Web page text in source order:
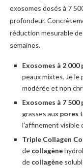
exosomes dosés à 7
profondeur.
réduction mesurable
semaines.
Exosomes à 2 000
peaux mixtes. Je
modérée et non
Exosomes à 7 500
grasses aux pores
l’affinement visible
Triple Collagen
de collagène
de collagène